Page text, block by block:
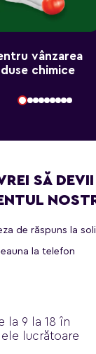
vânzarea
chimice
SĂ DEVII
de răspuns la
la telefon
la 9 la 18 în
lucrătoare